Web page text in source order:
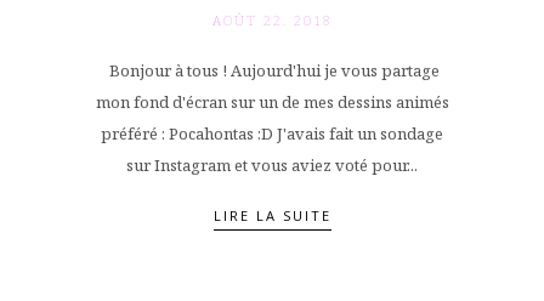
AOÛT 22. 2018
Bonjour à tous ! Aujourd'hui je vous partage
mon fond d'écran sur un de mes dessins animés
préféré : Pocahontas :D J'avais fait un sondage
sur Instagram et vous aviez voté pour...
LIRE LA SUITE